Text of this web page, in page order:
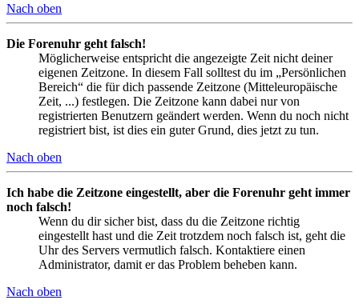
Nach oben
Die Forenuhr geht falsch!
Möglicherweise entspricht die angezeigte Zeit nicht deiner
eigenen Zeitzone. In diesem Fall solltest du im „Persönlichen
Bereich“ die für dich passende Zeitzone (Mitteleuropäische
Zeit, ...) festlegen. Die Zeitzone kann dabei nur von
registrierten Benutzern geändert werden. Wenn du noch nicht
registriert bist, ist dies ein guter Grund, dies jetzt zu tun.
Nach oben
Ich habe die Zeitzone eingestellt, aber die Forenuhr geht immer
noch falsch!
Wenn du dir sicher bist, dass du die Zeitzone richtig
eingestellt hast und die Zeit trotzdem noch falsch ist, geht die
Uhr des Servers vermutlich falsch. Kontaktiere einen
Administrator, damit er das Problem beheben kann.
Nach oben